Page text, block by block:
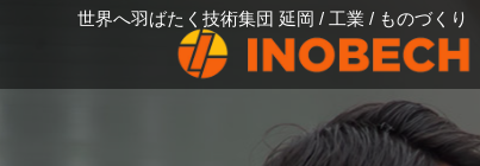
世界へ羽ばたく技術集団 延岡 / 工業 / ものづくり